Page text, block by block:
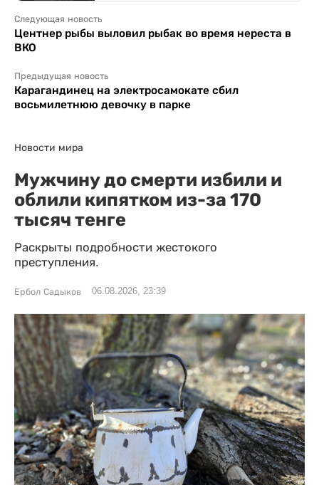
Следующая новость
Центнер рыбы выловил рыбак во время нереста в
ВКО
Предыдущая новость
Карагандинец на электросамокате сбил
восьмилетнюю девочку в парке
Новости мира
Мужчину до смерти избили и
облили кипятком из-за 170
тысяч тенге
Раскрыты подробности жестокого
преступления.
Ербол Садыков 06.08.2026, 23:39